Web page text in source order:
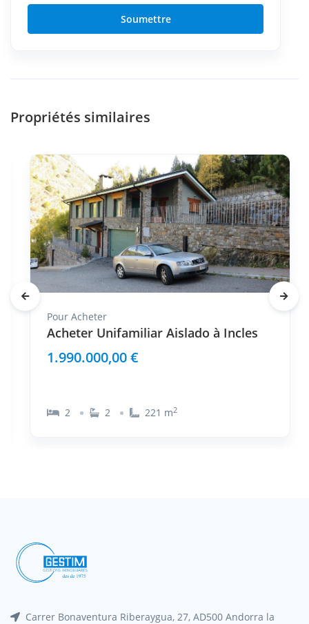
Soumettre
Propriétés similaires
Pour Acheter
Acheter Unifamiliar Aislado à Incles
1.990.000,00 €
2 2 221 m2
Carrer Bonaventura Riberaygua, 27, AD500 Andorra la